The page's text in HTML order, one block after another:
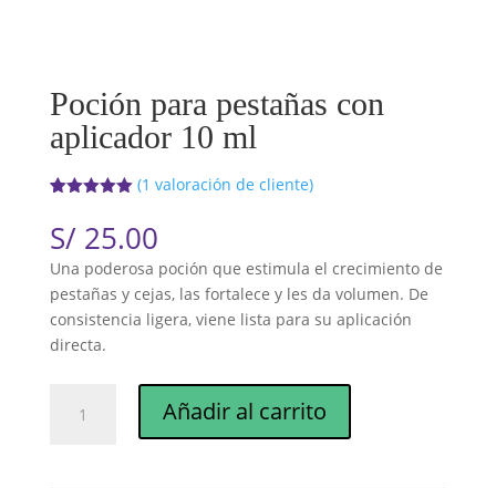
Poción para pestañas con
aplicador 10 ml
5 en base
de un
cliente
(1 valoración de cliente)
S/ 25.00
Una poderosa poción que estimula el crecimiento de
pestañas y cejas, las fortalece y les da volumen. De
consistencia ligera, viene lista para su aplicación
directa.
Añadir al carrito